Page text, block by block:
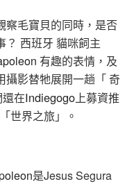
察毛寶貝的同時，是否
？ 西班牙 貓咪飼主
有趣的表情，及
攝影替牠展開一趟「 奇
在Indiegogo上募資推
世界之旅」。
是Jesus Segura